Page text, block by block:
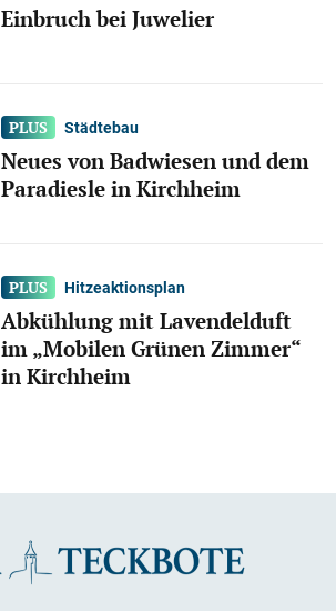
Einbruch bei Juwelier
Städtebau
Neues von Badwiesen und dem
Paradiesle in Kirchheim
Hitzeaktionsplan
Abkühlung mit Lavendelduft
im „Mobilen Grünen Zimmer“
in Kirchheim